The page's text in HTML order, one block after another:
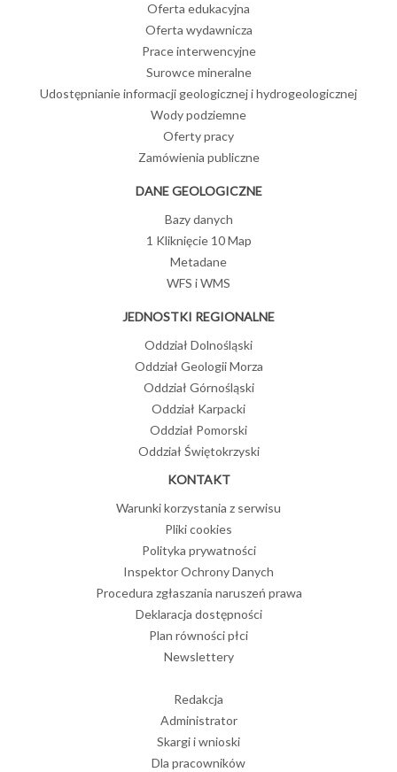
Oferta edukacyjna
Oferta wydawnicza
Prace interwencyjne
Surowce mineralne
Udostępnianie informacji geologicznej i hydrogeologicznej
Wody podziemne
Oferty pracy
Zamówienia publiczne
DANE GEOLOGICZNE
Bazy danych
1 Kliknięcie 10 Map
Metadane
WFS i WMS
JEDNOSTKI REGIONALNE
Oddział Dolnośląski
Oddział Geologii Morza
Oddział Górnośląski
Oddział Karpacki
Oddział Pomorski
Oddział Świętokrzyski
KONTAKT
Warunki korzystania z serwisu
Pliki cookies
Polityka prywatności
Inspektor Ochrony Danych
Procedura zgłaszania naruszeń prawa
Deklaracja dostępności
Plan równości płci
Newslettery
Redakcja
Administrator
Skargi i wnioski
Dla pracowników